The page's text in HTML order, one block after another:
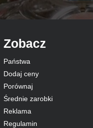
Zobacz
Państwa
Dodaj ceny
Porównaj
Średnie zarobki
Reklama
Regulamin